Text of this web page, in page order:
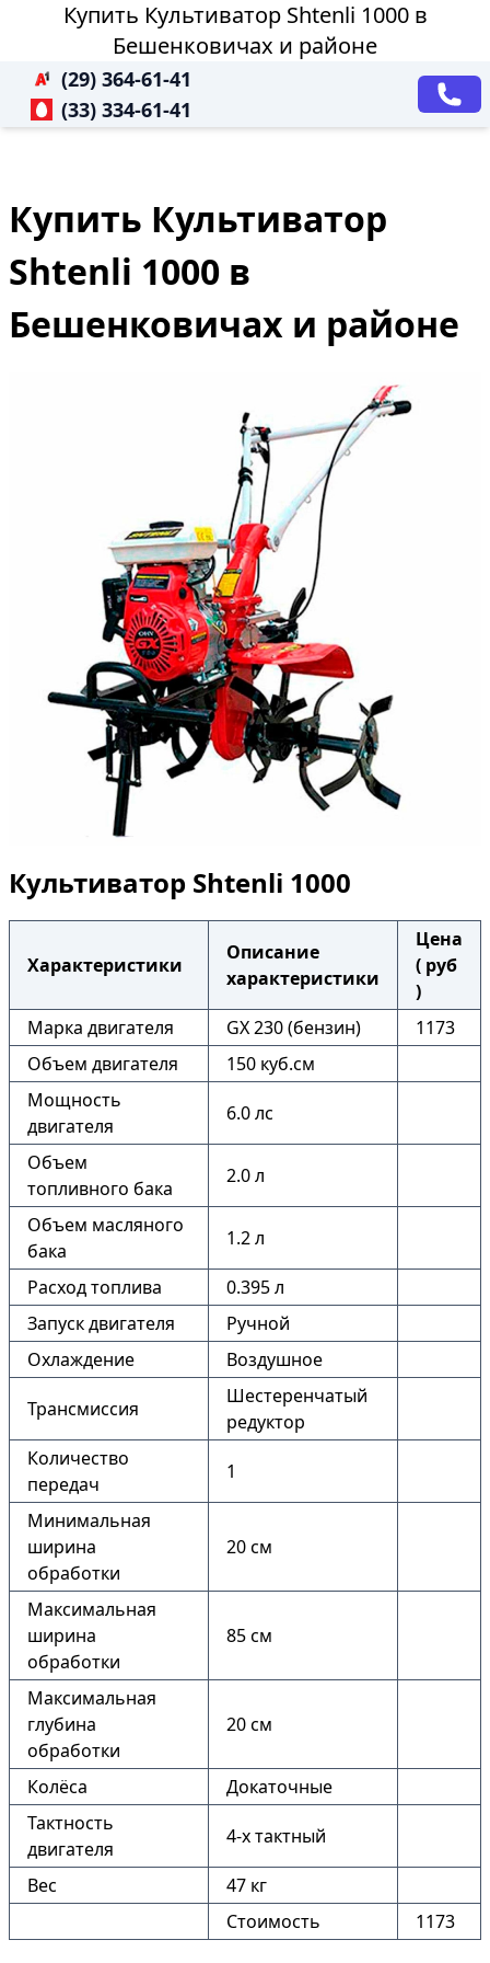
Купить Культиватор Shtenli 1000 в
Бешенковичах и районе
(29) 364-61-41
(33) 334-61-41
Купить Культиватор
Shtenli 1000 в
Бешенковичах и районе
Культиватор Shtenli 1000
Характеристики
Описание
характеристики
Цена
( руб
)
Марка двигателя
GX 230 (бензин)
1173
Объем двигателя
150 куб.см
Мощность
двигателя
6.0 лс
Объем
топливного бака
2.0 л
Объем масляного
бака
1.2 л
Расход топлива
0.395 л
Запуск двигателя
Ручной
Охлаждение
Воздушное
Трансмиссия
Шестеренчатый
редуктор
Количество
передач
1
Минимальная
ширина
обработки
20 см
Максимальная
ширина
обработки
85 см
Максимальная
глубина
обработки
20 см
Колёса
Докаточные
Тактность
двигателя
4-х тактный
Вес
47 кг
Стоимость
1173